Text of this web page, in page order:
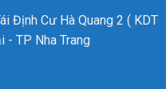
Định Cư Hà Quang 2 ( KDT
- TP Nha Trang